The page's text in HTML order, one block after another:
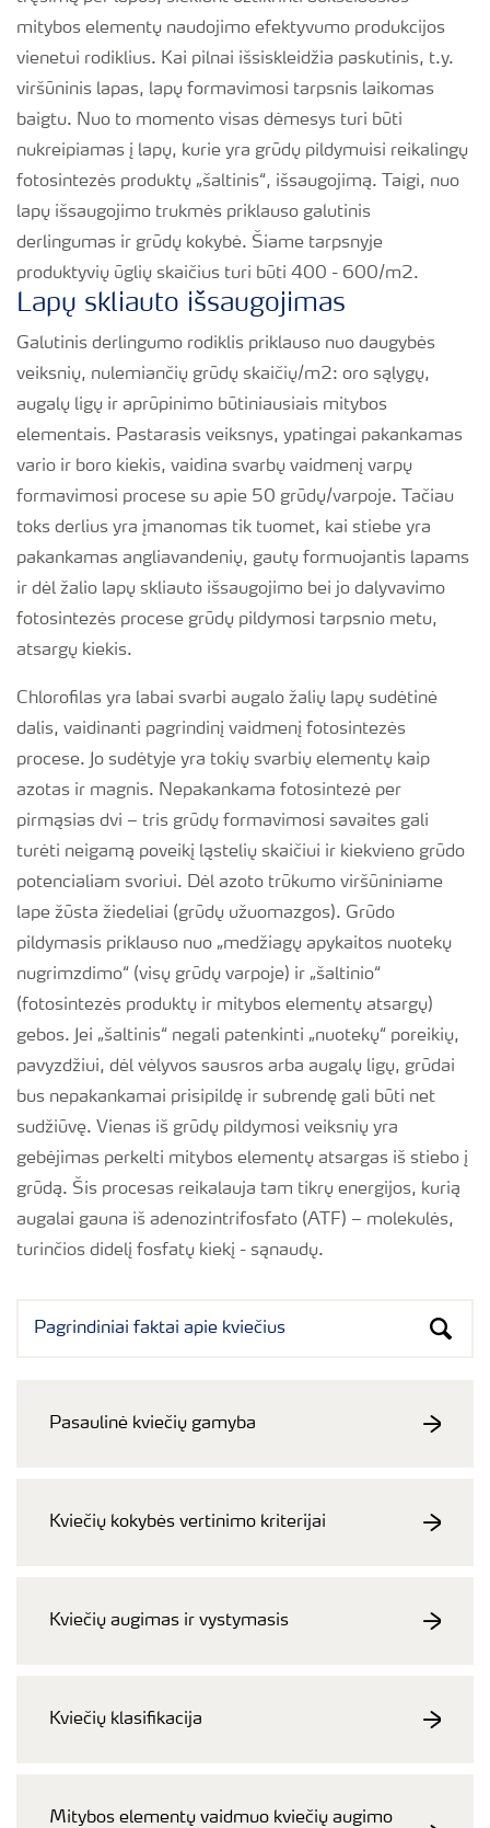
mitybos elementų naudojimo efektyvumo produkcijos
vienetui rodiklius. Kai pilnai išsiskleidžia paskutinis, t.y.
viršūninis lapas, lapų formavimosi tarpsnis laikomas
baigtu. Nuo to momento visas dėmesys turi būti
nukreipiamas į lapų, kurie yra grūdų pildymuisi reikalingų
fotosintezės produktų „šaltinis“, išsaugojimą. Taigi, nuo
lapų išsaugojimo trukmės priklauso galutinis
derlingumas ir grūdų kokybė. Šiame tarpsnyje
produktyvių ūglių skaičius turi būti 400 - 600/m2.
Lapų skliauto išsaugojimas
Galutinis derlingumo rodiklis priklauso nuo daugybės
veiksnių, nulemiančių grūdų skaičių/m2: oro sąlygų,
augalų ligų ir aprūpinimo būtiniausiais mitybos
elementais. Pastarasis veiksnys, ypatingai pakankamas
vario ir boro kiekis, vaidina svarbų vaidmenį varpų
formavimosi procese su apie 50 grūdų/varpoje. Tačiau
toks derlius yra įmanomas tik tuomet, kai stiebe yra
pakankamas angliavandenių, gautų formuojantis lapams
ir dėl žalio lapų skliauto išsaugojimo bei jo dalyvavimo
fotosintezės procese grūdų pildymosi tarpsnio metu,
atsargų kiekis.
Chlorofilas yra labai svarbi augalo žalių lapų sudėtinė
dalis, vaidinanti pagrindinį vaidmenį fotosintezės
procese. Jo sudėtyje yra tokių svarbių elementų kaip
azotas ir magnis. Nepakankama fotosintezė per
pirmąsias dvi – tris grūdų formavimosi savaites gali
turėti neigamą poveikį ląstelių skaičiui ir kiekvieno grūdo
potencialiam svoriui. Dėl azoto trūkumo viršūniniame
lape žūsta žiedeliai (grūdų užuomazgos). Grūdo
pildymasis priklauso nuo „medžiagų apykaitos nuotekų
nugrimzdimo“ (visų grūdų varpoje) ir „šaltinio“
(fotosintezės produktų ir mitybos elementų atsargų)
gebos. Jei „šaltinis“ negali patenkinti „nuotekų“ poreikių,
pavyzdžiui, dėl vėlyvos sausros arba augalų ligų, grūdai
bus nepakankamai prisipildę ir subrendę gali būti net
sudžiūvę. Vienas iš grūdų pildymosi veiksnių yra
gebėjimas perkelti mitybos elementų atsargas iš stiebo į
grūdą. Šis procesas reikalauja tam tikrų energijos, kurią
augalai gauna iš adenozintrifosfato (ATF) – molekulės,
turinčios didelį fosfatų kiekį - sąnaudų.
Pasaulinė kviečių gamyba
Kviečių kokybės vertinimo kriterijai
Kviečių augimas ir vystymasis
Kviečių klasifikacija
Mitybos elementų vaidmuo kviečių augimo